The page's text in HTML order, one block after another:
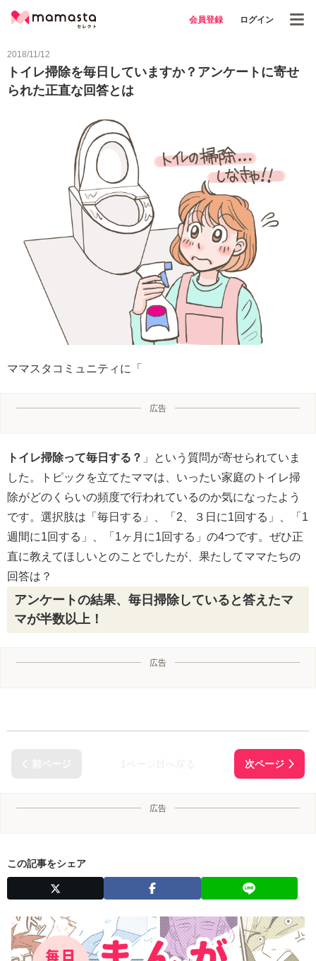
会員登録 ログイン
2018/11/12
トイレ掃除を毎日していますか？アンケートに寄せ
られた正直な回答とは
ママスタコミュニティに「
広告
トイレ掃除って毎日する？ 」という質問が寄せられていま
した。トピックを立てたママは、いったい家庭のトイレ掃
除がどのくらいの頻度で行われているのか気になったよう
です。選択肢は「毎日する」、「2、３日に1回する」、「1
週間に1回する」、「1ヶ月に1回する」の4つです。ぜひ正
直に教えてほしいとのことでしたが、果たしてママたちの
回答は？
アンケートの結果、毎日掃除していると答えたマ
マが半数以上！
広告
広告
この記事をシェア